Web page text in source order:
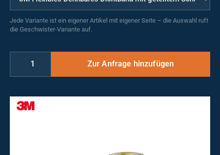
Jede Variante ist ein eigener Artikel mit eigener Seite – die Auswahl ruft
die Geschwister-Variante auf.